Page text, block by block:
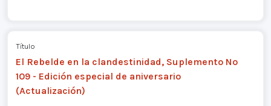
Título
El Rebelde en la clandestinidad, Suplemento Nº
109 - Edición especial de aniversario
(Actualización)